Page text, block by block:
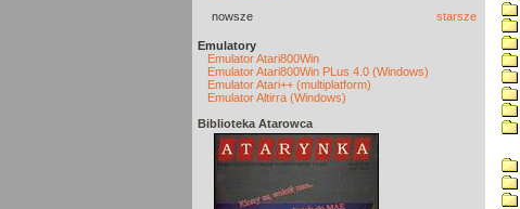
nowsze starsze
Emulatory
Emulator Atari800Win
Emulator Atari800Win PLus 4.0 (Windows)
Emulator Atari++ (multiplatform)
Emulator Altirra (Windows)
Biblioteka Atarowca